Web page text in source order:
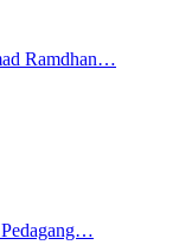
Ramdhan…
Pedagang…